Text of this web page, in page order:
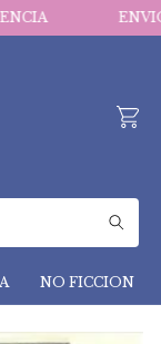
NO FICCION